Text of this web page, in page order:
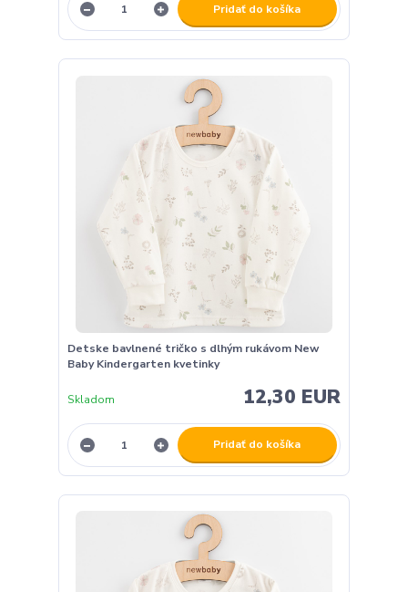
Pridať do košíka
Detske bavlnené tričko s dlhým rukávom New
Baby Kindergarten kvetinky
12,30 EUR
Skladom
Pridať do košíka